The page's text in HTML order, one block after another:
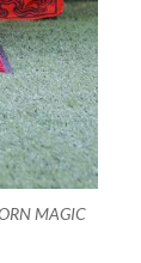
MAGIC